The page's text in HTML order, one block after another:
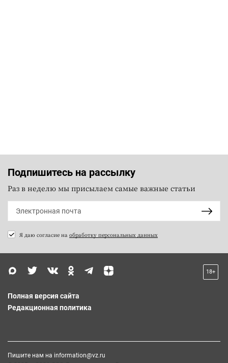
Подпишитесь на рассылку
Раз в неделю мы присылаем самые важные статьи
Я даю согласие на обработку персональных данных
18+
Полная версия сайта
Редакционная политика
Пишите нам на information@vz.ru